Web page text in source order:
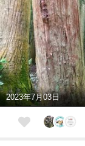
2023年7月03日